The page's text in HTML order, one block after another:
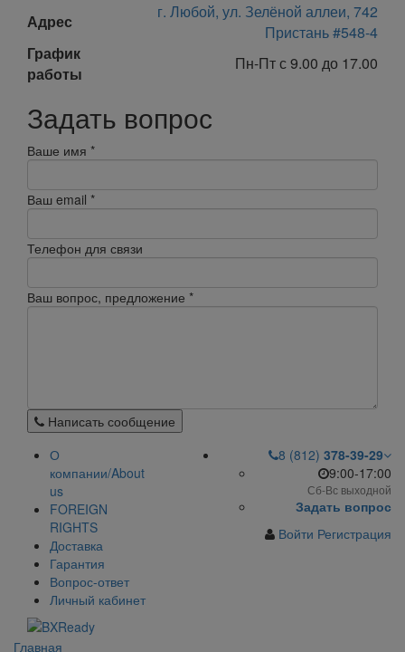
Адрес
г. Любой, ул. Зелёной аллеи, 742
Пристань #548-4
График
работы
Пн-Пт с 9.00 до 17.00
Задать вопрос
Ваше имя *
Ваш email *
Телефон для связи
Ваш вопрос, предложение *
Написать сообщение
О
компании/About
us
FOREIGN
RIGHTS
Доставка
Гарантия
Вопрос-ответ
Личный кабинет
8 (812) 378-39-29
9:00-17:00
Сб-Вс выходной
Задать вопрос
Войти Регистрация
Главная